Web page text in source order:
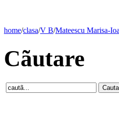
home/clasa/V B/Mateescu Marisa-
Cãutare